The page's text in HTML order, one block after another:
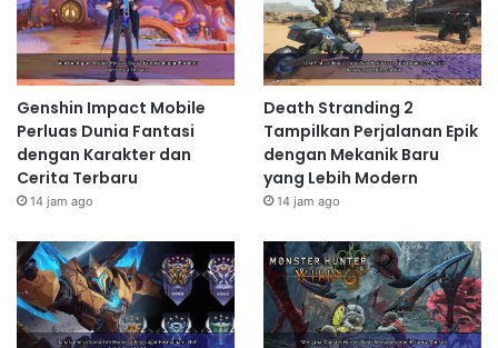
Genshin Impact Mobile
Perluas Dunia Fantasi
dengan Karakter dan
Cerita Terbaru
14 jam ago
Death Stranding 2
Tampilkan Perjalanan Epik
dengan Mekanik Baru
yang Lebih Modern
14 jam ago